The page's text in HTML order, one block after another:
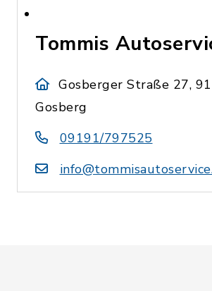
Tommis
Gosberger Straße 27,
Gosberg
09191/797525